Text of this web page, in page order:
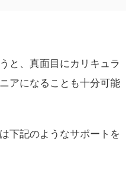
と、真面目にカリキュラ
アになることも十分可能
下記のようなサポートを